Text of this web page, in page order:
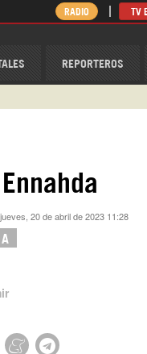
REPORTEROS
RADIO TV
jueves, 20 de abril de 2023 11:28
A